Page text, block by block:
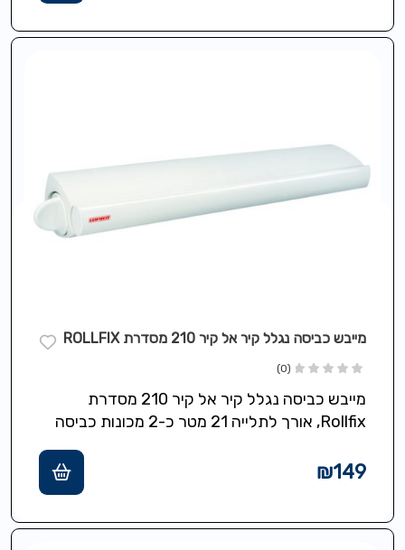
מייבש כביסה נגלל קיר אל קיר 210 מסדרת ROLLFIX
(0)
מייבש כביסה נגלל קיר אל קיר 210 מסדרת
Rollfix, אורך לתלייה 21 מטר כ-2 מכונות כביסה
₪149